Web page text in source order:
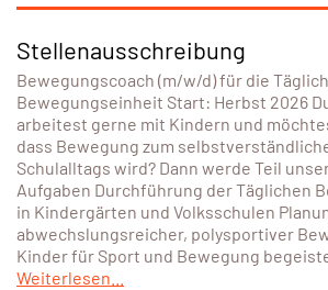
Stellenausschreibung
Bewegungscoach (m/w/d) für die
Bewegungseinheit Start: Herbst 2026
arbeitest gerne mit Kindern und
dass Bewegung zum
Schulalltags wird? Dann werde Teil
Aufgaben Durchführung der Täglichen
in Kindergärten und Volksschulen
abwechslungsreicher, polysportiver
Kinder für Sport und Bewegung
Weiterlesen...